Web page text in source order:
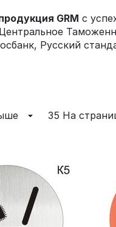
GRM с
Русский
35 На